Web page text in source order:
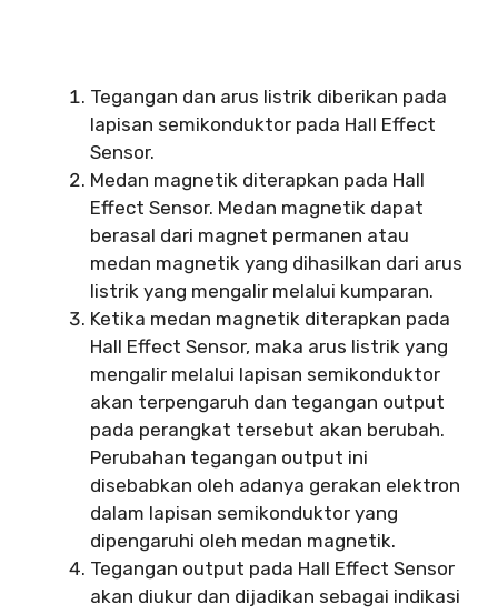
Tegangan dan arus listrik diberikan pada
lapisan semikonduktor pada Hall Effect
Sensor.
Medan magnetik diterapkan pada Hall
Effect Sensor. Medan magnetik dapat
berasal dari magnet permanen atau
medan magnetik yang dihasilkan dari arus
listrik yang mengalir melalui kumparan.
Ketika medan magnetik diterapkan pada
Hall Effect Sensor, maka arus listrik yang
mengalir melalui lapisan semikonduktor
akan terpengaruh dan tegangan output
pada perangkat tersebut akan berubah.
Perubahan tegangan output ini
disebabkan oleh adanya gerakan elektron
dalam lapisan semikonduktor yang
dipengaruhi oleh medan magnetik.
Tegangan output pada Hall Effect Sensor
akan diukur dan dijadikan sebagai indikasi